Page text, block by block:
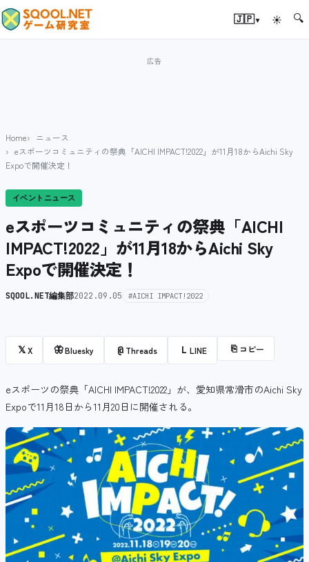
🇯🇵▾ ☀ 🔍
Home
ニュース
eスポーツコミュニティの祭典「AICHI IMPACT!2022」が11月18からAichi Sky
Expoで開催決定！
イベントニュース
eスポーツコミュニティの祭典「AICHI
IMPACT!2022」が11月18からAichi Sky
Expoで開催決定！
SQOOL.NET編集部2022.09.05 #AICHI IMPACT!2022
𝕏X 🦋Bluesky @ Threads L LINE ⎘ コピー
eスポーツ の祭典「AICHI IMPACT!2022」が、愛知県常滑市のAichi Sky
Expoで11月18日から11月20日に開催される。